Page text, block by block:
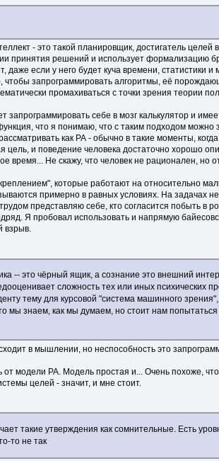
- это такой планировщик, достигатель
принятия решений и использует формализацию
если у него будет куча времени, статистики
запрограммировать алгоритмы, её
промахиваться с точки зрения теории
себе в мозг калькулятор и
что я понимаю, что с таким подходом
как РА - обычно в такие моменты,
цель, и поведение человека достаточно хорошо
Не скажу, что человек не рационален, но
которые работают на относительно
примерно в равных условиях. На задачах
представляю себе, кто согласится побыть в
Я пробовал использовать и напрямую
взрыв.
-- это чёрный ящик, а сознание это внешний
сложность тех или иных психических
тему для курсовой "система машинного
знаем, как мы думаем, но стоит нам
в мышлении, но неспособность это
модели РА. Модель простая и... Очень похоже,
целей - значит, и мне стоит.
такие утверждения как сомнительные. Есть
то не так